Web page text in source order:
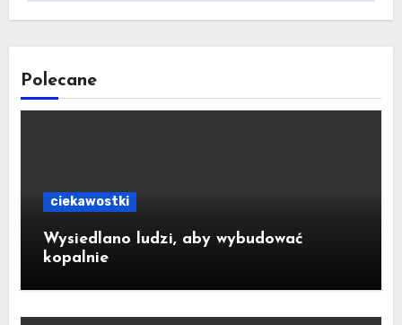
Polecane
ciekawostki
Wysiedlano ludzi, aby wybudować
kopalnie